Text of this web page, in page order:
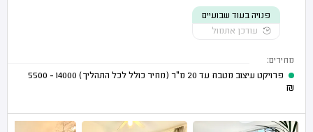
פנויה בעוד שבועיים
עודכן אתמול
מחירים:
פרויקט עיצוב מטבח עד 20 מ"ר (מחיר כולל לכל התהליך)
14000 - 5500
₪